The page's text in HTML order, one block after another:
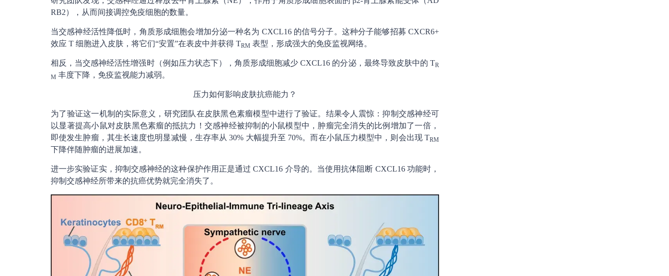
RB2），从而间接调控免疫细胞的数量。
当交感神经活性降低时，角质形成细胞会增加分泌一种名为 CXCL16 的信号分子。这种分子能够招募 CXCR6+
效应 T 细胞进入皮肤，将它们“安置”在表皮中并获得 TRM 表型，形成强大的免疫监视网络。
相反，当交感神经活性增强时（例如压力状态下），角质形成细胞减少 CXCL16 的分泌，最终导致皮肤中的 TR
M 丰度下降，免疫监视能力减弱。
压力如何影响皮肤抗癌能力？
为了验证这一机制的实际意义，研究团队在皮肤黑色素瘤模型中进行了验证。结果令人震惊：抑制交感神经可
以显著提高小鼠对皮肤黑色素瘤的抵抗力！交感神经被抑制的小鼠模型中，肿瘤完全消失的比例增加了一倍，
即使发生肿瘤，其生长速度也明显减慢，生存率从 30% 大幅提升至 70%。而在小鼠压力模型中，则会出现 TRM
下降伴随肿瘤的进展加速。
进一步实验证实，抑制交感神经的这种保护作用正是通过 CXCL16 介导的。当使用抗体阻断 CXCL16 功能时，
抑制交感神经所带来的抗癌优势就完全消失了。